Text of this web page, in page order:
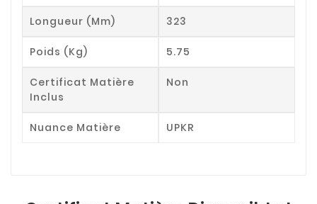
Longueur (mm) 323
Poids (kg) 5.75
Certificat Matière
Inclus
Non
Nuance Matière UPKR